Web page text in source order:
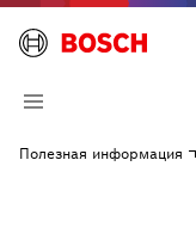
Полезная информация